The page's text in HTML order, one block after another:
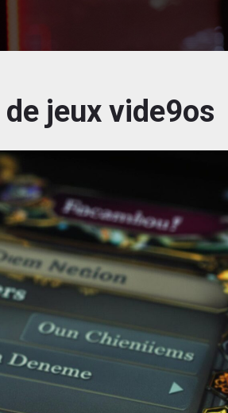
jeux vide9os